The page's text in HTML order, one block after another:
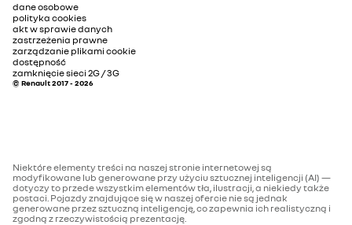
dane osobowe
polityka cookies
akt w sprawie danych
zastrzeżenia prawne
zarządzanie plikami cookie
dostępność
zamknięcie sieci 2G / 3G
© Renault 2017 - 2026
Niektóre elementy treści na naszej stronie internetowej są
modyfikowane lub generowane przy użyciu sztucznej inteligencji (AI) —
dotyczy to przede wszystkim elementów tła, ilustracji, a niekiedy także
postaci. Pojazdy znajdujące się w naszej ofercie nie są jednak
generowane przez sztuczną inteligencję, co zapewnia ich realistyczną i
zgodną z rzeczywistością prezentację.